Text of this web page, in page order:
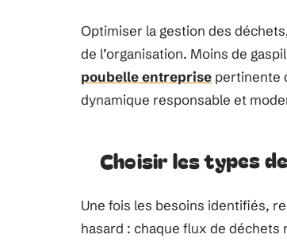
Optimiser la gestion des
de l’organisation. Moins de
poubelle entreprise pertinente
dynamique responsable et
Choisir les types
Une fois les besoins identifiés,
hasard : chaque flux de